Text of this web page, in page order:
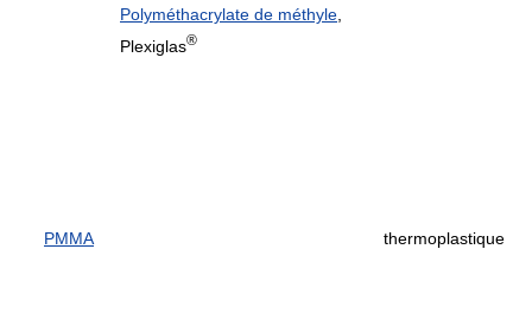
PMMA
Polyméthacrylate de méthyle
Plexiglas®
thermoplastique